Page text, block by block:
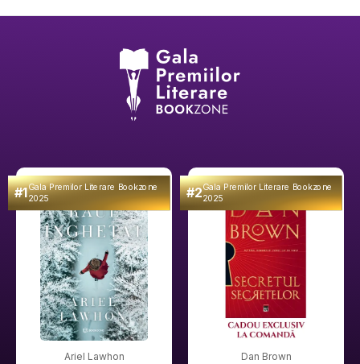
#1Gala Premilor Literare Bookzone
2025
Ariel Lawhon
#2Gala Premilor Literare Bookzone
2025
Dan Brown